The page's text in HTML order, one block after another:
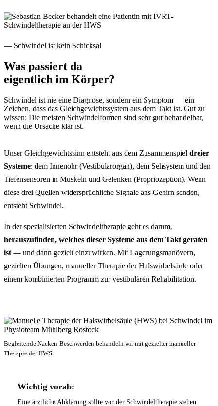
— Schwindel ist kein Schicksal
Was passiert da
eigentlich im Körper?
Schwindel ist nie eine Diagnose, sondern ein Symptom — ein
Zeichen, dass das Gleichgewichtssystem aus dem Takt ist. Gut zu
wissen: Die meisten Schwindelformen sind sehr gut behandelbar,
wenn die Ursache klar ist.
Unser Gleichgewichtssinn entsteht aus dem Zusammenspiel dreier
Systeme: dem Innenohr (Vestibularorgan), dem Sehsystem und den
Tiefensensoren in Muskeln und Gelenken (Propriozeption). Wenn
diese drei Quellen widersprüchliche Signale ans Gehirn senden,
entsteht Schwindel.
In der spezialisierten Schwindeltherapie geht es darum,
herauszufinden, welches dieser Systeme aus dem Takt geraten
ist — und dann gezielt einzuwirken. Mit Lagerungsmanövern,
gezielten Übungen, manueller Therapie der Halswirbelsäule oder
einem kombinierten Programm zur vestibulären Rehabilitation.
Begleitende Nacken-Beschwerden behandeln wir mit gezielter manueller
Therapie der HWS.
Wichtig vorab:
Eine ärztliche Abklärung sollte vor der Schwindeltherapie stehen